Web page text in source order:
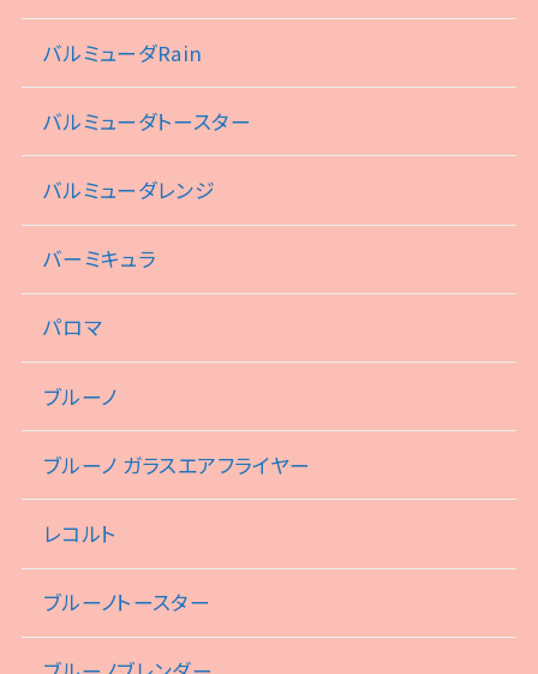
バルミューダRain
バルミューダトースター
バルミューダレンジ
バーミキュラ
パロマ
ブルーノ
ブルーノ ガラスエアフライヤー
レコルト
ブルーノトースター